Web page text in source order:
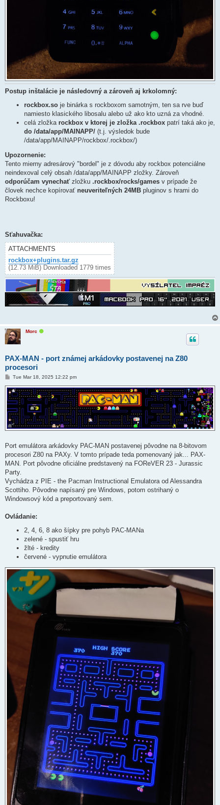
Postup inštalácie je následovný a zároveň aj krkolomný:
rockbox.so je binárka s rockboxom samotným, ten sa rve buď
namiesto klasického libosalu alebo už ako kto uzná za vhodné.
celá zložka rockbox v ktorej je zložka .rockbox patrí taká ako je,
do /data/app/MAINAPP/ (t.j. výsledok bude
/data/app/MAINAPP/rockbox/.rockbox/)
Upozornenie:
Tento mierny adresárový "bordel" je z dóvodu aby rockbox potenciálne
neindexoval celý obsah /data/app/MAINAPP zložky. Zároveň
odporúčam vynechaťzložku .rockbox/rocks/games v prípade že
človek nechce kopírovať neuveriteľných 24MB pluginov s hrami do
Rockboxu!
Sťahuvačka:
ATTACHMENTS
rockbox+plugins.tar.gz
(12.73 MiB) Downloaded 1779 times
Morc
e
PAX-MAN - port známej arkádovky postavenej na Z80
procesori
P
s
t
Tue Mar 18, 2025 12:22 pm
Port emulátora arkádovky PAC-MAN postavenej pôvodne na 8-bitovom
procesori Z80 na PAXy. V tomto prípade teda pomenovaný jak... PAX-
MAN. Port pôvodne oficiálne predstavený na FOReVER 23 - Jurassic
Party.
Vychádza z PIE - the Pacman Instructional Emulatora od Alessandra
Scottiho. Pôvodne napísaný pre Windows, potom ostrihaný o
Windowsový kód a preportovaný sem.
Ovládanie:
2, 4, 6, 8 ako šípky pre pohyb PAC-MANa
zelené - spustiť hru
žlté - kredity
červené - vypnutie emulátora